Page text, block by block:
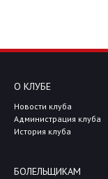
О КЛУБЕ
Новости клуба
Администрация клуба
История клуба
БОЛЕЛЬЩИКАМ